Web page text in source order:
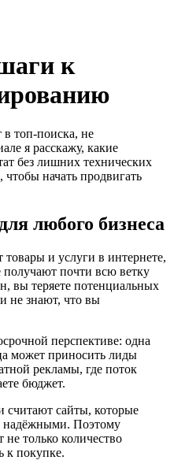
к
топ‑поиска, не
я расскажу, какие
без лишних технических
начать продвигать
любого бизнеса
и услуги в интернете,
почти всю ветку
вы теряете потенциальных
не знают, что вы
перспективе: одна
может приносить лиды
рекламы, где поток
бюджет.
сайты, которые
надёжными. Поэтому
только количество
к покупке.